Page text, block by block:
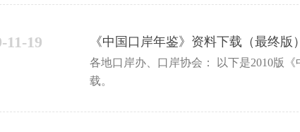
11-19 《中国口岸年鉴》资料下载（最终版）
各地口岸办、口岸协会： 以下是2010版《中国口岸年鉴》编纂资料（最终稿），欢迎各单位下
载。